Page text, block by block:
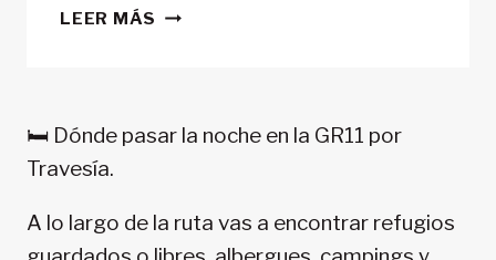
LEER MÁS CONSEJOS
11-
🛏️ Dónde pasar la noche en la GR11 por
Travesía.
A lo largo de la ruta vas a encontrar refugios